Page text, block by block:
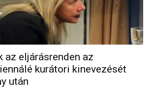
az eljárásrenden az
kurátori kinevezését
után